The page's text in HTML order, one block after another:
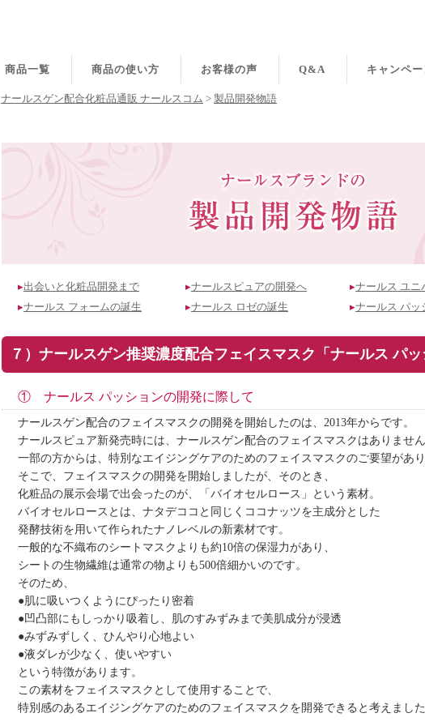
商品一覧 商品の使い方 お客様の声 Q&A キャンペー
ナールスゲン配合化粧品通販 ナールスコム > 製品開発物語
▸出会いと化粧品開発まで ▸ナールスピュアの開発へ ▸ナールス ユニ
▸ナールス フォームの誕生 ▸ナールス ロゼの誕生 ▸ナールス パッ
７）ナールスゲン推奨濃度配合フェイスマスク「ナールス パ
① ナールス パッションの開発に際して
ナールスゲン配合のフェイスマスクの開発を開始したのは、2013年からです。
ナールスピュア新発売時には、ナールスゲン配合のフェイスマスクはありません
一部の方からは、特別なエイジングケアのためのフェイスマスクのご要望があり
そこで、フェイスマスクの開発を開始しましたが、そのとき、
化粧品の展示会場で出会ったのが、「バイオセルロース」という素材。
バイオセルロースとは、ナタデココと同じくココナッツを主成分とした
発酵技術を用いて作られたナノレベルの新素材です。
一般的な不織布のシートマスクよりも約10倍の保湿力があり、
シートの生物繊維は通常の物よりも500倍細かいのです。
そのため、
●肌に吸いつくようにぴったり密着
●凹凸部にもしっかり吸着し、肌のすみずみまで美肌成分が浸透
●みずみずしく、ひんやり心地よい
●液ダレが少なく、使いやすい
という特徴があります。
この素材をフェイスマスクとして使用することで、
特別感のあるエイジングケアのためのフェイスマスクを開発できると考えました